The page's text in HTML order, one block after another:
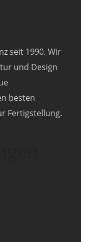
seit 1990. Wir
und Design
besten
Fertigstellung.